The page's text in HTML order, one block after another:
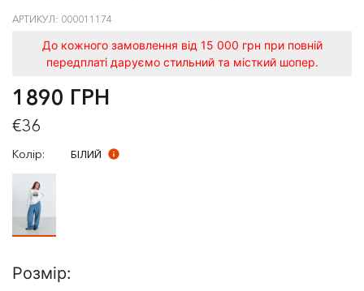
АРТИКУЛ: 000011174
До кожного замовлення від 15 000 грн при повній
передплаті даруємо стильний та місткий шопер.
1890 ГРН
€36
Колір: БІЛИЙ
Розмір: